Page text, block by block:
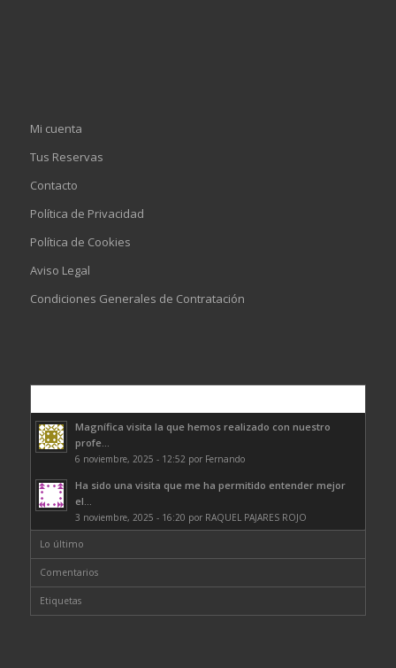
Mi cuenta
Tus Reservas
Contacto
Política de Privacidad
Política de Cookies
Aviso Legal
Condiciones Generales de Contratación
Magnífica visita la que hemos realizado con nuestro
profe...
6 noviembre, 2025 - 12:52 por Fernando
Ha sido una visita que me ha permitido entender mejor
el...
3 noviembre, 2025 - 16:20 por RAQUEL PAJARES ROJO
Lo último
Comentarios
Etiquetas